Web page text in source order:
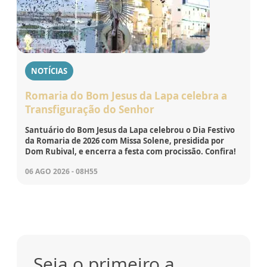
NOTÍCIAS
Romaria do Bom Jesus da Lapa celebra a
Transfiguração do Senhor
Santuário do Bom Jesus da Lapa celebrou o Dia Festivo
da Romaria de 2026 com Missa Solene, presidida por
Dom Rubival, e encerra a festa com procissão. Confira!
06 AGO 2026 - 08H55